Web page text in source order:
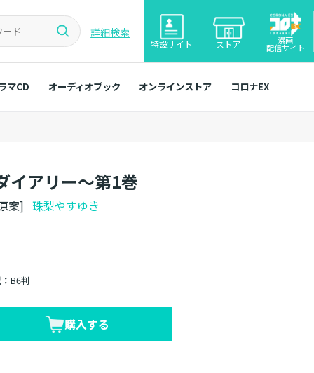
詳細検索
特設サイト ストア 漫画
配信サイト
マCD オーディオブック オンラインストア コロナEX
イアリー～第1巻
原案]珠梨やすゆき
B6判
購入する